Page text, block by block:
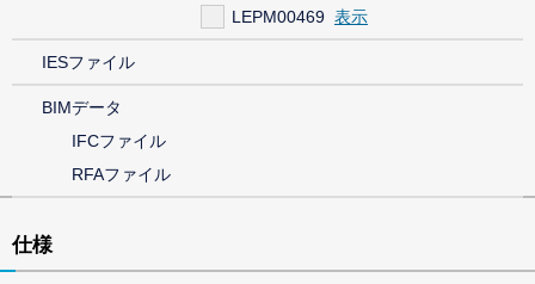
LEPM00469
IESファイル
BIMデータ
IFCファイル
RFAファイル
仕様